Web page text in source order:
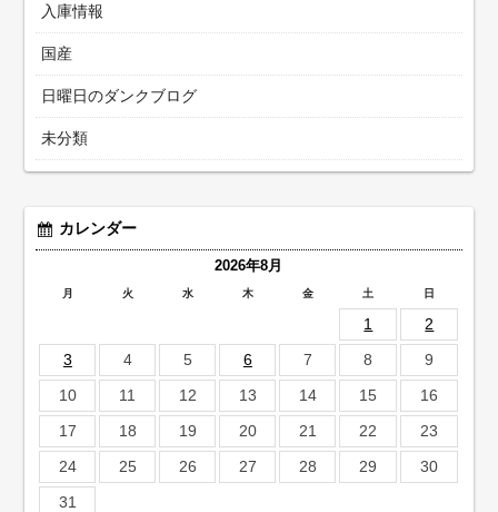
入庫情報
国産
日曜日のダンクブログ
未分類
カレンダー
2026年8月
月 火 水 木 金 土 日
1
2
3
4 5 6 7 8
9
10
11 12 13 14 15
16
17
18 19 20 21 22
23
24
25 26 27 28 29
30
31